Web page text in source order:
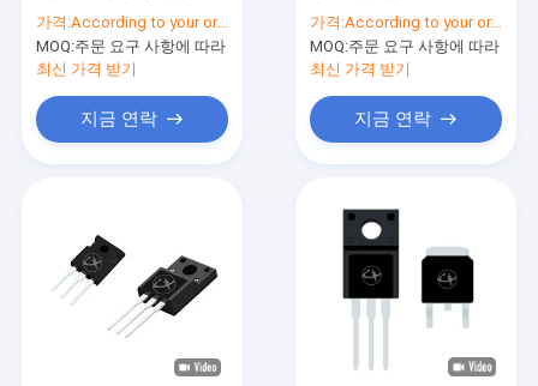
비디오
VR 쇼
가격:According to your order requirement
MOQ:주문 요구 사항에 따라
최신 가격 받기
지금 연락
가격:According to your order requirement
MOQ:주문 요구 사항에 따라
최신 가격 받기
지금 연락